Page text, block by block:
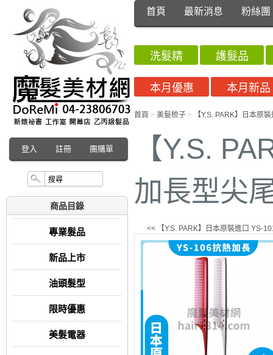
登入 註冊 團購單
首頁 最新消息 粉絲團
商品目錄
專業髮品
新品上市
油頭髮型
限時優惠
美髮電器
洗髮精
護髮品
本月優惠
本月新品
首頁 > 美髮梳子 > 【Y.S. PARK】日本原
【Y.S.
加長型尖
<< 【Y.S. PARK】日本原裝進口 YS-